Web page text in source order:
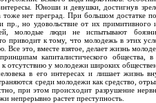
Юноши и девушки, достигнув
нет преград. При большом достатке
но удовольствие от их примитивного
молодые люди не испытывают
приводит к тому, что молодежь в этих
Все это, вместе взятое, делает жизнь
капиталистического
к отсутствию у молодежи широких
в его интересах и лишает жизнь
среди молодежи как средство,
при этом происходит разрушение
непрерывно растет преступность.